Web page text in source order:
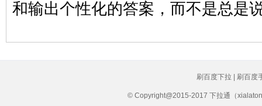
和输出个性化的答案，而不是总是
刷百度下拉 | 刷百度
© Copyright@2015-2017 下拉通（